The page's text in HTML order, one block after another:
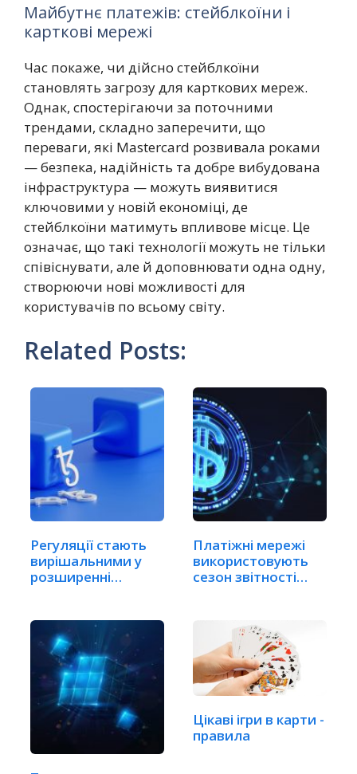
Майбутнє платежів: стейблкоїни і
карткові мережі
Час покаже, чи дійсно стейблкоїни
становлять загрозу для карткових мереж.
Однак, спостерігаючи за поточними
трендами, складно заперечити, що
переваги, які Mastercard розвивала роками
— безпека, надійність та добре вибудована
інфраструктура — можуть виявитися
ключовими у новій економіці, де
стейблкоїни матимуть впливове місце. Це
означає, що такі технології можуть не тільки
співіснувати, але й доповнювати одна одну,
створюючи нові можливості для
користувачів по всьому світу.
Related Posts:
Регуляції стають
вирішальними у
розширенні…
Платіжні мережі
використовують
сезон звітності
Цікаві ігри в карти -
правила